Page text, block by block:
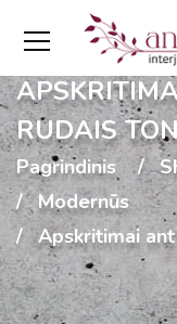
RUDAIS
Pagrindinis
Modernūs
Apskritimai